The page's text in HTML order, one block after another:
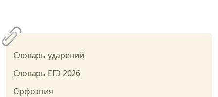
Словарь ударений
Словарь ЕГЭ 2026
Орфоэпия